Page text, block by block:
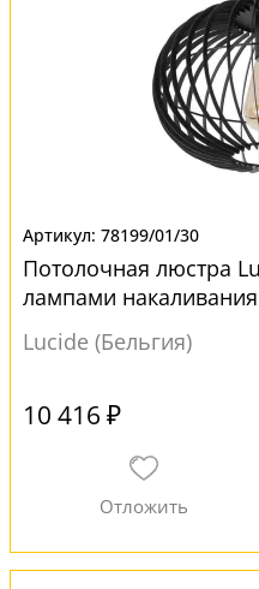
78199/01/30
Потолочная люстра
лампами накаливания
Lucide (Бельгия)
10 416 ₽